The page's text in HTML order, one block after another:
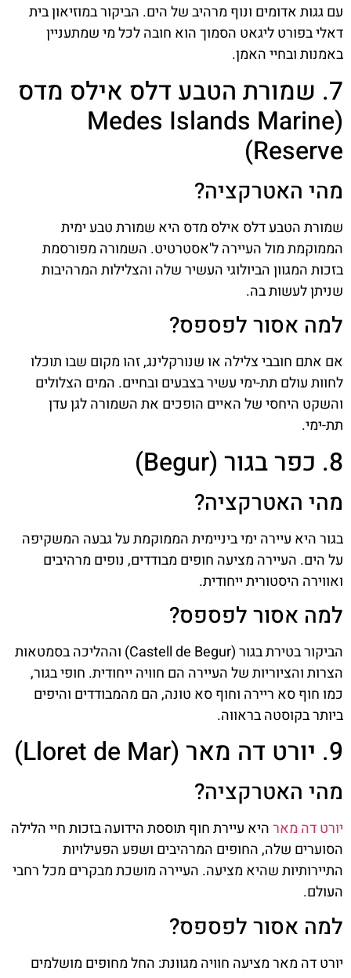
עם גגות אדומים ונוף מרהיב של הים. הביקור במוזיאון בית
דאלי בפורט ליגאט הסמוך הוא חובה לכל מי שמתעניין
באמנות ובחיי האמן.
7. שמורת הטבע דלס אילס מדס
(Medes Islands Marine
Reserve)
מהי האטרקציה?
שמורת הטבע דלס אילס מדס היא שמורת טבע ימית
הממוקמת מול העיירה ל'אסטרטיט. השמורה מפורסמת
בזכות המגוון הביולוגי העשיר שלה והצלילות המרהיבות
שניתן לעשות בה.
למה אסור לפספס?
אם אתם חובבי צלילה או שנורקלינג, זהו מקום שבו תוכלו
לחוות עולם תת-ימי עשיר בצבעים ובחיים. המים הצלולים
והשקט היחסי של האיים הופכים את השמורה לגן עדן
תת-ימי.
8. כפר בגור (Begur)
מהי האטרקציה?
בגור היא עיירה ימי ביניימית הממוקמת על גבעה המשקיפה
על הים. העיירה מציעה חופים מבודדים, נופים מרהיבים
ואווירה היסטורית ייחודית.
למה אסור לפספס?
הביקור בטירת בגור (Castell de Begur) וההליכה בסמטאות
הצרות והציוריות של העיירה הם חוויה ייחודית. חופי בגור,
כמו חוף סא ריירה וחוף סא טונה, הם מהמבודדים והיפים
ביותר בקוסטה בראווה.
9. יורט דה מאר (Lloret de Mar)
מהי האטרקציה?
יורט דה מארהיא עיירת חוף תוססת הידועה בזכות חיי הלילה
הסוערים שלה, החופים המרהיבים ושפע הפעילויות
התיירותיות שהיא מציעה. העיירה מושכת מבקרים מכל רחבי
העולם.
למה אסור לפספס?
יורט דה מאר מציעה חוויה מגוונת: החל מחופים מושלמים